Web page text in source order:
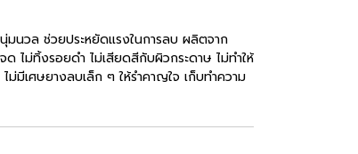
นวล ช่วยประหยัดแรงในการลบ ผลิตจาก
ม่ทิ้งรอยดำ ไม่เสียดสีกับผิวกระดาษ ไม่ทำให้
ม่มีเศษยางลบเล็ก ๆ ให้รำคาญใจ เก็บทำความ